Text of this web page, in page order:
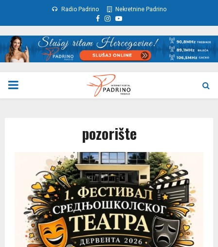
Radio Padrino Nekretnine Padrino
Facebook
Instagram
Youtube
PRIMARY
pozorište